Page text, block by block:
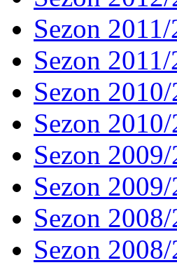
Sezon
Sezon
Sezon 2010/
Sezon
Sezon
Sezon
Sezon
Sezon